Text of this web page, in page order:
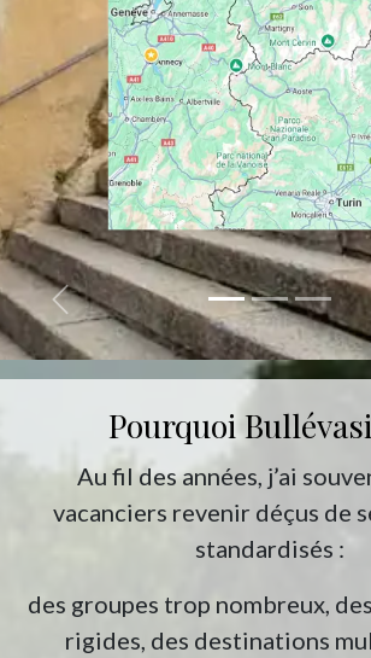
Précédent
Pourquoi
Au fil des années, j’ai
vacanciers revenir déçus de
standardisés :
des groupes trop nombreux,
rigides, des destinations